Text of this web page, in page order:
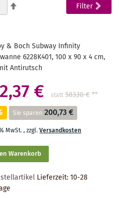
Filter
& Boch Subway Infinity
6228K401, 100 x 90 x 4 cm,
Antirutsch
€ statt 583,10 €**
Sie sparen 200,73 €
MwSt.,zzgl.Versandkosten
Warenkorb
Lieferzeit: 10-28